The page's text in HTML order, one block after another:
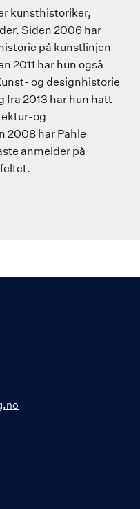
kunsthistoriker,
Siden 2006 har
på kunstlinjen
2011 har hun også
og designhistorie
fra 2013 har hun hatt
og
2008 har Pahle
anmelder på